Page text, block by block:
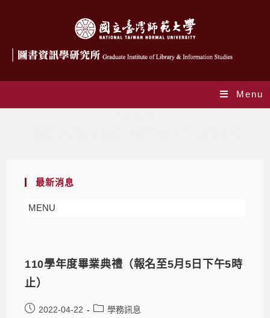
Menu
最新消息
MENU
110學年度畢業典禮（報名至5月5日下午5時
止）
2022-04-22 學務訊息